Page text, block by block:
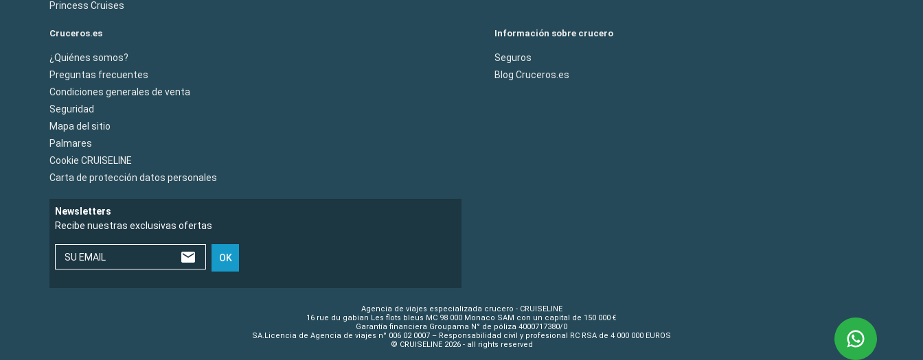
Princess Cruises
Cruceros.es
¿Quiénes somos?
Preguntas frecuentes
Condiciones generales de venta
Seguridad
Mapa del sitio
Palmares
Cookie CRUISELINE
Carta de protección datos personales
Información sobre crucero
Seguros
Blog Cruceros.es
Newsletters
Recibe nuestras exclusivas ofertas
SU EMAIL OK
Agencia de viajes especializada crucero - CRUISELINE
16 rue du gabian Les flots bleus MC 98 000 Monaco SAM con un capital de 150 000 €
Garantía financiera Groupama N° de póliza 4000717380/0
SA.Licencia de Agencia de viajes n° 006 02 0007 – Responsabilidad civil y profesional RC RSA de 4 000 000 EUROS
© CRUISELINE 2026 - all rights reserved